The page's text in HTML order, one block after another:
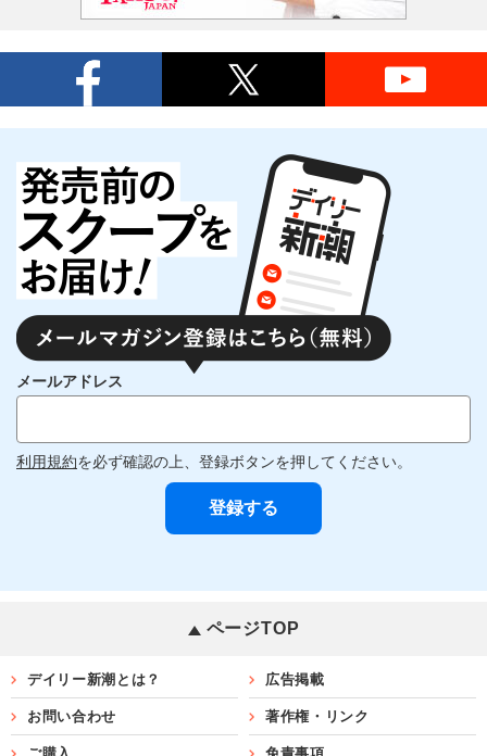
メールアドレス
利用規約を必ず確認の上、登録ボタンを押してください。
ページTOP
デイリー新潮とは？ 広告掲載
お問い合わせ 著作権・リンク